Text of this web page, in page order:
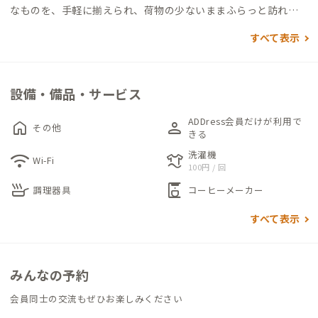
なものを、手軽に揃えられ、荷物の少ないままふらっと訪れて
面式のカウンターキッチンにも椅子があり、お好きなところで食
個室は3つ。いずれも専用のバルコニーに出入りでき、自然光が
入る明るい室内です。バルコニーがあると、お洗濯物干しだけで
なく、お仕事の合間にリフレッシュしたいときにもいいです
ね。建物の1階にコインランドリーもあるので、雨の日や長期の
ーマパークの近くで暮らしてみたい方にもおすすめの西葛西A邸
です。
すべて表示
設備・備品・サービス
home その他 person ADDress会員だけが利用で
きる
wifi Wi-Fi laundry 洗濯機
100円 / 回
skillet 調理器具 coffee_maker コーヒーメーカー
すべて表示
みんなの予約
会員同士の交流もぜひお楽しみください